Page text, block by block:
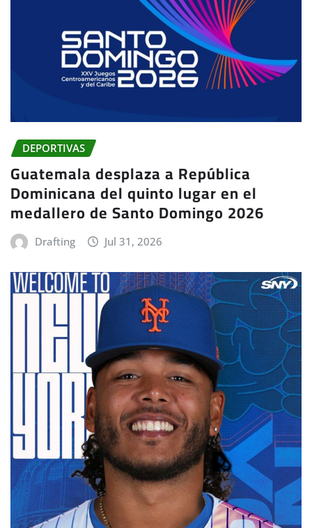
DEPORTIVAS
Guatemala desplaza a República
Dominicana del quinto lugar en el
medallero de Santo Domingo 2026
Drafting Jul 31, 2026